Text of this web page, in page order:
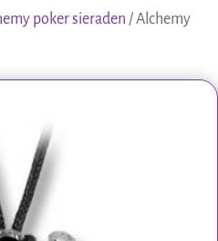
poker sieraden / Alchemy